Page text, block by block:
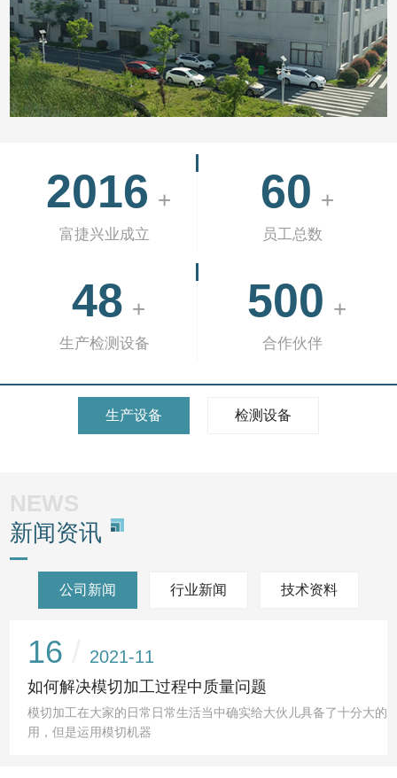
2016 +
富捷兴业成立
60 +
员工总数
48 +
生产检测设备
500 +
合作伙伴
生产设备 检测设备
NEWS
新闻资讯
公司新闻 行业新闻 技术资料
16 2021-11
如何解决模切加工过程中质量问题
模切加工在大家的日常日常生活当中确实给大伙儿具备了十分大的
用，但是运用模切机器